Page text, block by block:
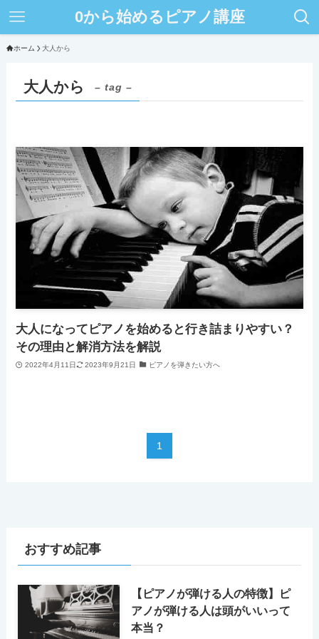
0から始めるピアノ講座
ホーム 大人から
大人から – tag –
大人になってピアノを始めると行き詰まりやすい？
その理由と解消方法を解説
2022年4月11日 2023年9月21日 ピアノを弾きたい方へ
1
おすすめ記事
【ピアノが弾ける人の特徴】ピ
アノが弾ける人は頭がいいって
本当？